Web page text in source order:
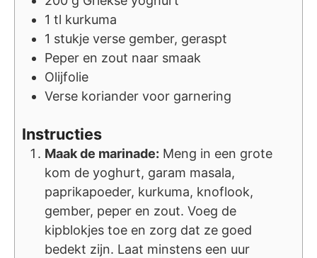
1 tl kurkuma
1 stukje verse gember, geraspt
Peper en zout naar smaak
Olijfolie
Verse koriander voor garnering
Instructies
Maak de marinade: Meng in een grote
kom de yoghurt, garam masala,
paprikapoeder, kurkuma, knoflook,
gember, peper en zout. Voeg de
kipblokjes toe en zorg dat ze goed
bedekt zijn. Laat minstens een uur